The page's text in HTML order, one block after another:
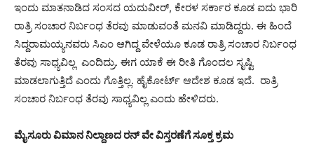
ಇಂದು ಮಾತನಾಡಿದ ಸಂಸದ ಯದುವೀರ್, ಕೇರಳ ಸರ್ಕಾರ ಕೂಡ ಐದು ಭಾರಿ
ರಾತ್ರಿ ಸಂಚಾರ ನಿರ್ಬಂಧ ತೆರವು ಮಾಡುವಂತೆ ಮನವಿ ಮಾಡಿದ್ದರು. ಈ ಹಿಂದೆ
ಸಿದ್ದರಾಮಯ್ಯನವರು ಸಿಎಂ ಆಗಿದ್ದ ವೇಳೆಯೂ ಕೂಡ ರಾತ್ರಿ ಸಂಚಾರ ನಿರ್ಬಂಧ
ತೆರವು ಸಾಧ್ಯವಿಲ್ಲ ಎಂದಿದ್ರು. ಈಗ ಯಾಕೆ ಈ ರೀತಿ ಗೊಂದಲ ಸೃಷ್ಟಿ
ಮಾಡಲಾಗುತ್ತಿದೆ ಎಂದು ಗೊತ್ತಿಲ್ಲ. ಹೈಕೋರ್ಟ್ ಆದೇಶ ಕೂಡ ಇದೆ. ರಾತ್ರಿ
ಸಂಚಾರ ನಿರ್ಬಂಧ ತೆರವು ಸಾಧ್ಯವಿಲ್ಲ ಎಂದು ಹೇಳಿದರು.
ಮೈಸೂರು ವಿಮಾನ ನಿಲ್ದಾಣದ ರನ್ ವೇ ವಿಸ್ತರಣೆಗೆ ಸೂಕ್ತ ಕ್ರಮ